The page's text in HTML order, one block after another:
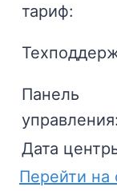
тариф:
Панель
управления:
Дата
Перейти на